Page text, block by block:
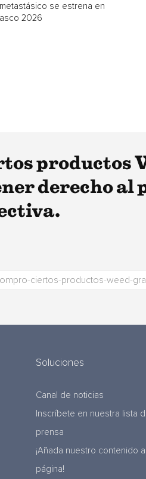
metastásico se estrena en
asco 2026
productos
derecho al
Soluciones
Canal de noticias
Inscríbete en nuestra lista
prensa
¡Añada nuestro contenido
página!